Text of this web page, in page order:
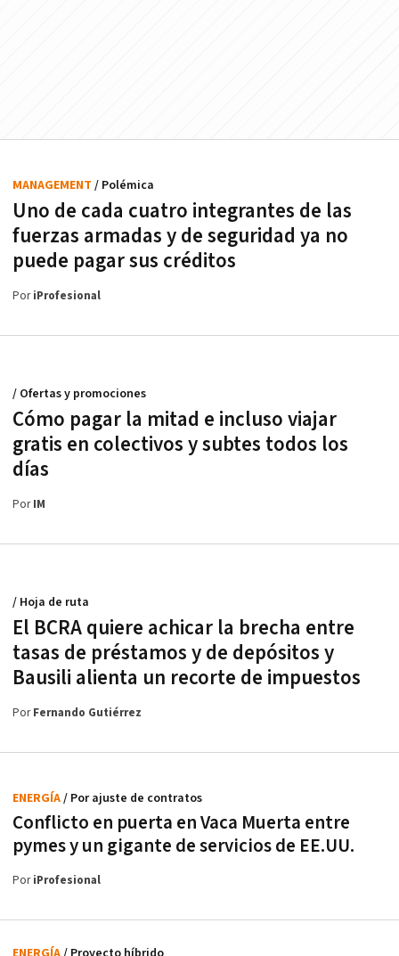
Uno de cada cuatro integrantes de las
fuerzas armadas y de seguridad ya no
puede pagar sus créditos
MANAGEMENT / Polémica
PoriProfesional
Cómo pagar la mitad e incluso viajar
gratis en colectivos y subtes todos los
días
/ Ofertas y promociones
PorIM
El BCRA quiere achicar la brecha entre
tasas de préstamos y de depósitos y
Bausili alienta un recorte de impuestos
/ Hoja de ruta
PorFernando Gutiérrez
Conflicto en puerta en Vaca Muerta entre
pymes y un gigante de servicios de EE.UU.
ENERGÍA/ Por ajuste de contratos
PoriProfesional